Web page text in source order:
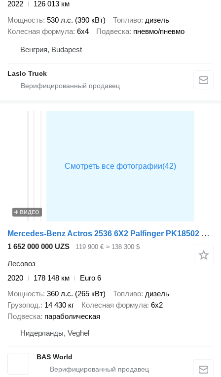
2022
126 013 км
Мощность 530 л.с. (390 кВт) Топливо дизель
Колесная формула 6x4 Подвеска пневмо/пневмо
Венгрия, Budapest
Laslo Truck
ВИДЕО
Mercedes-Benz Actros 2536 6X2 Palfinger PK18502 SH Kran Crane 6 extensions Lif
1 652 000 000 UZS 119 900 € ≈ 138 300 $
Лесовоз
2020
178 148 км
Euro 6
Мощность 360 л.с. (265 кВт) Топливо дизель
Грузопод. 14 430 кг Колесная формула 6x2
Подвеска параболическая
Нидерланды, Veghel
BAS World